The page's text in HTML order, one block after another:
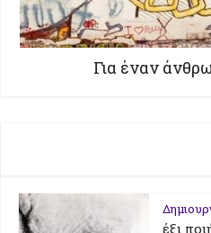
Για έναν
έξι